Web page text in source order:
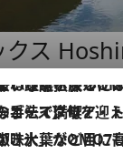
クス
どよい距離を保つには「昼は実家、夜は気兼ねなくホ
をイタリア・トスカーナの郷土料理の手法で満喫！
を呼ぶ郷土の味